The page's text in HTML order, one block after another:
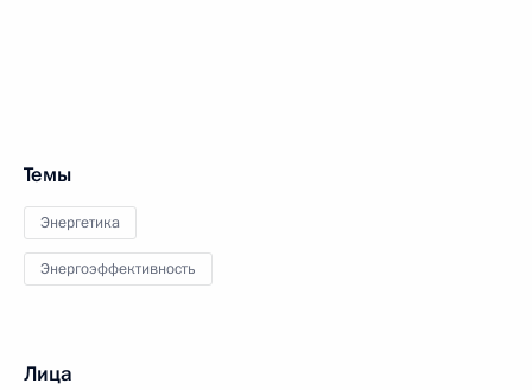
Темы
Энергетика
Энергоэффективность
Лица